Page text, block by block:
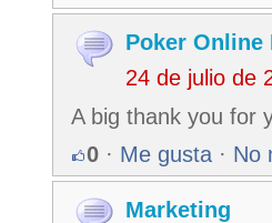
Poker Online
24 de julio de
A big thank you for
0 · Me gusta · No
Marketing